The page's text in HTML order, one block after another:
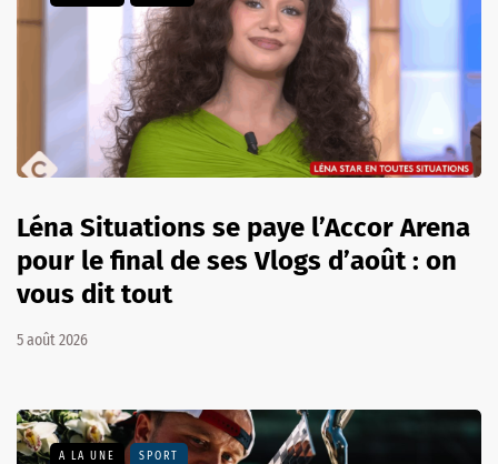
Léna Situations se paye l’Accor Arena
pour le final de ses Vlogs d’août : on
vous dit tout
5 août 2026
A LA UNE SPORT